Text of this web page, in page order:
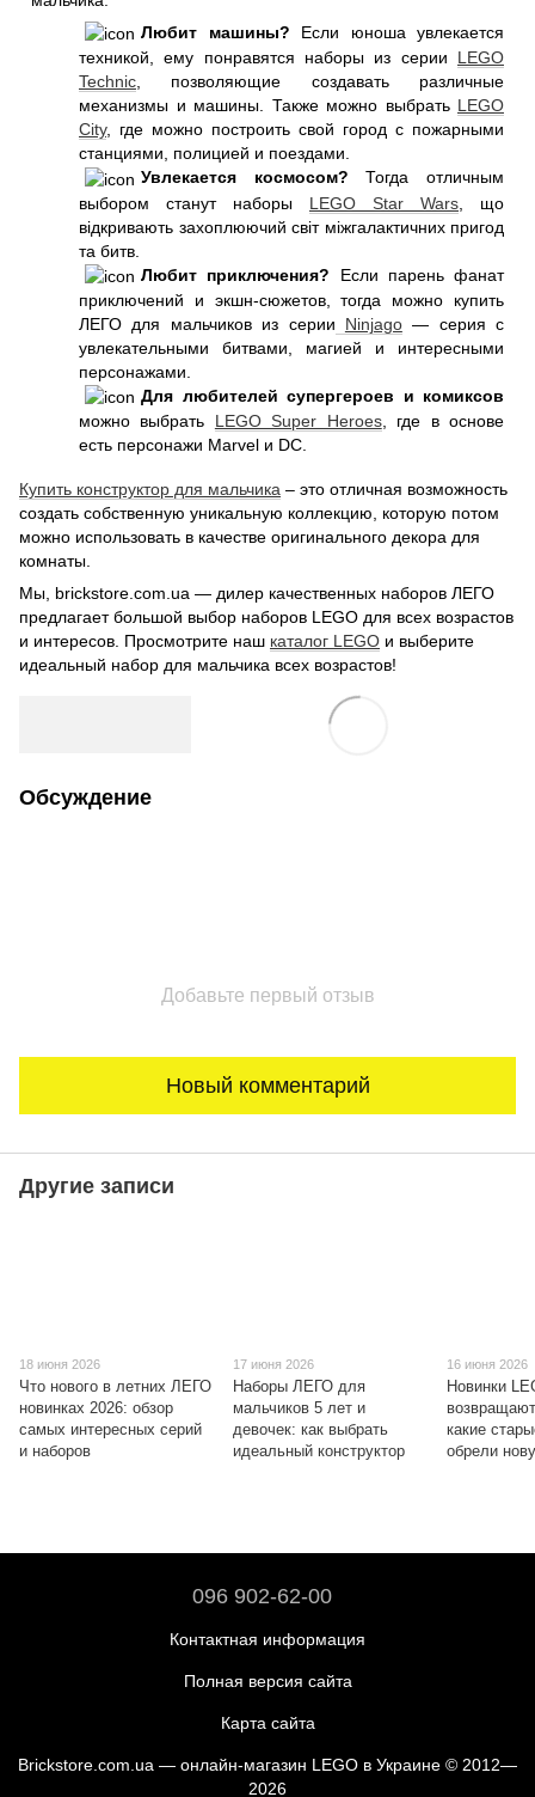
Любит машины? Если юноша увлекается
техникой, ему понравятся наборы из серии LEGO
Technic, позволяющие создавать различные
механизмы и машины. Также можно выбрать LEGO
City, где можно построить свой город с пожарными
станциями, полицией и поездами.
Увлекается космосом?Тогда отличным
выбором станут наборы LEGO Star Wars , що
відкривають захоплюючий світ міжгалактичних пригод
та битв.
Любит приключения? Если парень фанат
приключений и экшн-сюжетов, тогда можно купить
ЛЕГО для мальчиков из серии
Ninjago— серия с
увлекательными битвами, магией и интересными
персонажами.
Для любителей супергероев и комиксов
можно выбрать LEGO Super Heroes, где в основе
есть персонажи Marvel и DC.
Купить конструктор для мальчика – это отличная возможность
создать собственную уникальную коллекцию, которую потом
можно использовать в качестве оригинального декора для
комнаты.
Мы, brickstore.com.ua — дилер качественных наборов ЛЕГО
предлагает большой выбор наборов LEGO для всех возрастов
и интересов. Просмотрите наш каталог LEGO и выберите
идеальный набор для мальчика всех возрастов!
Обсуждение
Добавьте первый отзыв
Новый комментарий
Другие записи
18 июня 2026
Что нового в летних ЛЕГО
новинках 2026: обзор
самых интересных серий
и наборов
17 июня 2026
Наборы ЛЕГО для
мальчиков 5 лет и
девочек: как выбрать
идеальный конструктор
16 июня 2026
Новинки
какие
обрели
096 902-62-00
Контактная информация
Полная версия сайта
Карта сайта
Brickstore.com.ua — онлайн-магазин LEGO в Украине © 2012—
2026